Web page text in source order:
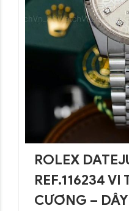
ROLEX
REF.116234
CƯƠNG –